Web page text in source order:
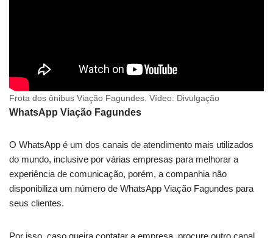
Frota dos ônibus Viação Fagundes. Vídeo: Divulgação
WhatsApp Viação Fagundes
O WhatsApp é um dos canais de atendimento mais utilizados
do mundo, inclusive por várias empresas para melhorar a
experiência de comunicação, porém, a companhia não
disponibiliza um número de WhatsApp Viação Fagundes para
seus clientes.